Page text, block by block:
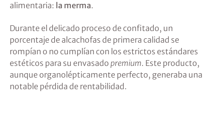
alimentaria: la merma.
Durante el delicado proceso de confitado, un
porcentaje de alcachofas de primera calidad se
rompían o no cumplían con los estrictos estándares
estéticos para su envasado premium. Este producto,
aunque organolépticamente perfecto, generaba una
notable pérdida de rentabilidad.